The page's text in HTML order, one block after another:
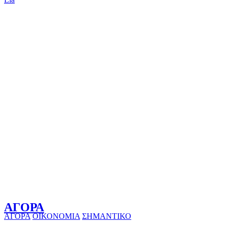
ΑΓΟΡΑ
ΑΓΟΡΑ ΟΙΚΟΝΟΜΙΑ ΣΗΜΑΝΤΙΚΟ